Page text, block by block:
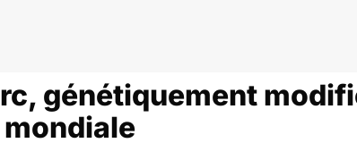
génétiquement